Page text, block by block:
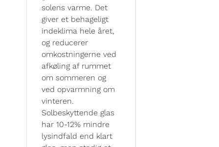
solens varme. Det
giver et behageligt
indeklima hele året,
og reducerer
omkostningerne ved
afkøling af rummet
om sommeren og
ved opvarmning om
vinteren.
Solbeskyttende glas
har 10-12% mindre
lysindfald end klart